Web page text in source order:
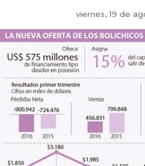
viernes, 19 de